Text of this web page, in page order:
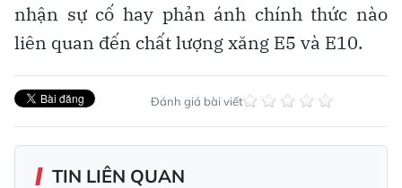
nhận sự cố hay phản ánh chính thức nào
liên quan đến chất lượng xăng E5 và E10.
Đánh giá bài viết
TIN LIÊN QUAN